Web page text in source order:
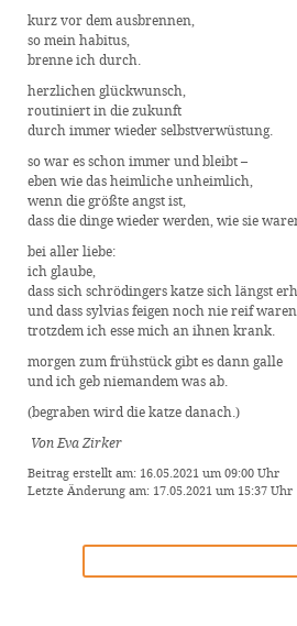
kurz vor dem ausbrennen,
so mein habitus,
brenne ich durch.
herzlichen glückwunsch,
routiniert in die zukunft
durch immer wieder selbstverwüstung.
so war es schon immer und bleibt –
eben wie das heimliche unheimlich,
wenn die größte angst ist,
dass die dinge wieder werden, wie sie
bei aller liebe:
ich glaube,
dass sich schrödingers katze sich längst
und dass sylvias feigen noch nie reif
trotzdem ich esse mich an ihnen krank.
morgen zum frühstück gibt es dann galle
und ich geb niemandem was ab.
(begraben wird die katze danach.)
Von Eva Zirker
Beitrag erstellt am: 16.05.2021 um 09:00 Uhr
Letzte Änderung am: 17.05.2021 um 15:37 Uhr
Suchen